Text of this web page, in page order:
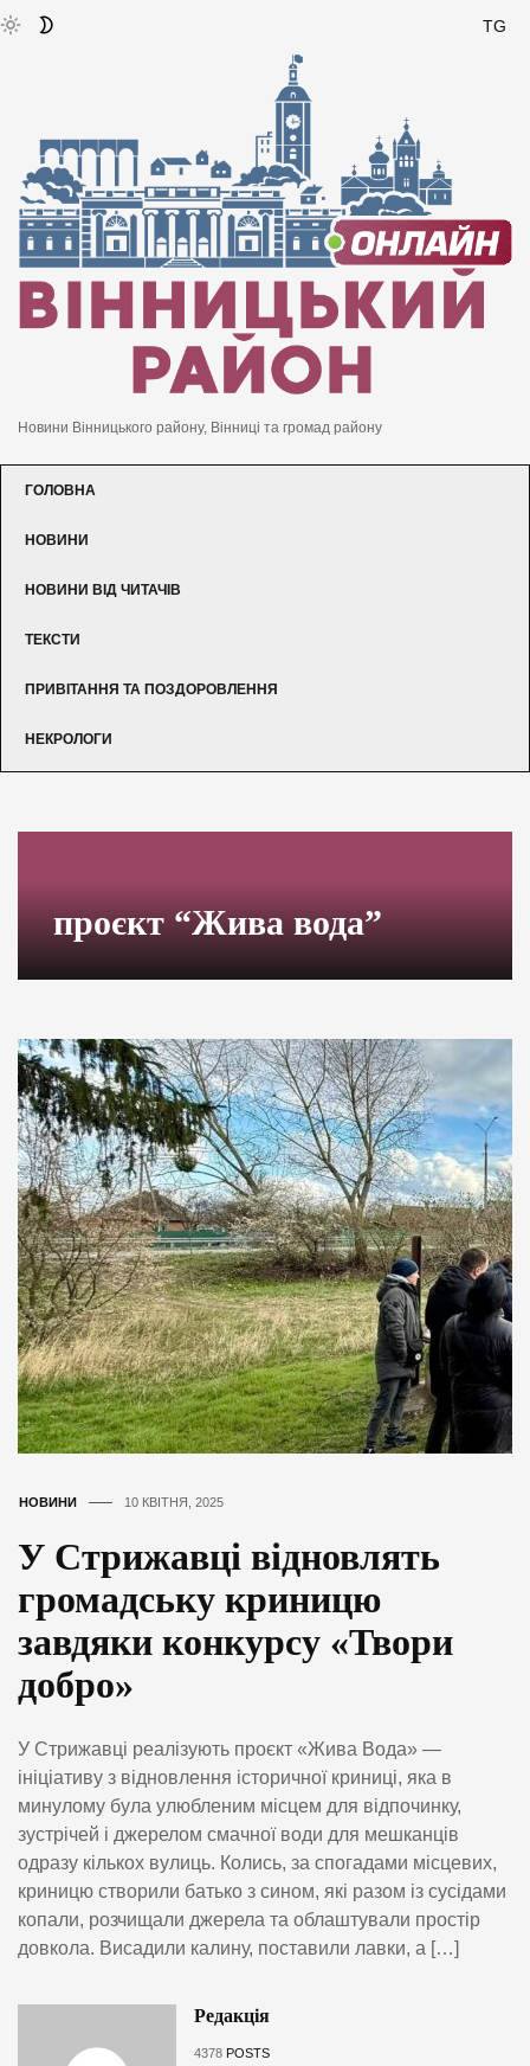
TG
Новини Вінницького району, Вінниці та громад району
ГОЛОВНА
НОВИНИ
НОВИНИ ВІД ЧИТАЧІВ
ТЕКСТИ
ПРИВІТАННЯ ТА ПОЗДОРОВЛЕННЯ
НЕКРОЛОГИ
проєкт “Жива вода”
НОВИНИ 10 КВІТНЯ, 2025
У Стрижавці відновлять
громадську криницю
завдяки конкурсу «Твори
добро»
У Стрижавці реалізують проєкт «Жива Вода» —
ініціативу з відновлення історичної криниці, яка в
минулому була улюбленим місцем для відпочинку,
зустрічей і джерелом смачної води для мешканців
одразу кількох вулиць. Колись, за спогадами місцевих,
криницю створили батько з сином, які разом із сусідами
копали, розчищали джерела та облаштували простір
довкола. Висадили калину, поставили лавки, а […]
Редакція
4378 POSTS